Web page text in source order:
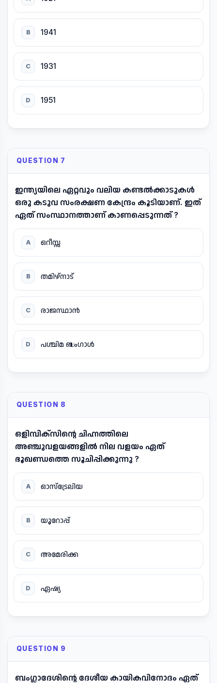
B 1941
C 1931
D 1951
QUESTION 7
ഇന്ത്യയിലെ ഏറ്റവും വലിയ കണ്ടൽക്കാടുകൾ
ഒരു കടുവ സംരക്ഷണ കേന്ദ്രം കൂടിയാണ്. ഇത്
ഏത് സംസ്ഥാനത്താണ് കാണപ്പെടുന്നത് ?
A ഒറീസ്സ
B തമിഴ്നാട്
C രാജസ്ഥാൻ
D പശ്ചിമ ബംഗാൾ
QUESTION 8
ഒളിമ്പിക്സിന്റെ ചിഹ്നത്തിലെ
അഞ്ചുവളയങ്ങളിൽ നില വളയം ഏത്
ഭൂഖണ്ഡത്തെ സൂചിപ്പിക്കുന്നു ?
A ഓസ്ട്രേലിയ
B യൂറോപ്പ്
C അമേരിക്ക
D ഏഷ്യ
QUESTION 9
ബംഗ്ലാദേശിന്റെ ദേശീയ കായികവിനോദം ഏത്